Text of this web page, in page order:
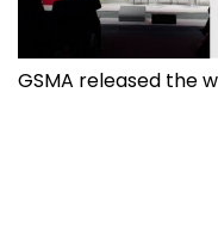
GSMA released the